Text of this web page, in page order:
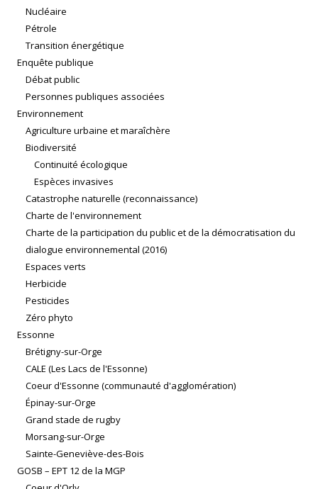
Nucléaire
Pétrole
Transition énergétique
Enquête publique
Débat public
Personnes publiques associées
Environnement
Agriculture urbaine et maraîchère
Biodiversité
Continuité écologique
Espèces invasives
Catastrophe naturelle (reconnaissance)
Charte de l'environnement
Charte de la participation du public et de la démocratisation du
dialogue environnemental (2016)
Espaces verts
Herbicide
Pesticides
Zéro phyto
Essonne
Brétigny-sur-Orge
CALE (Les Lacs de l'Essonne)
Coeur d'Essonne (communauté d'agglomération)
Épinay-sur-Orge
Grand stade de rugby
Morsang-sur-Orge
Sainte-Geneviève-des-Bois
GOSB – EPT 12 de la MGP